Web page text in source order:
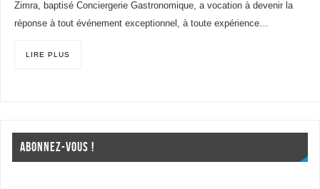
Zimra, baptisé Conciergerie Gastronomique, a vocation à devenir la
réponse à tout événement exceptionnel, à toute expérience…
LIRE PLUS
ABONNEZ-VOUS !